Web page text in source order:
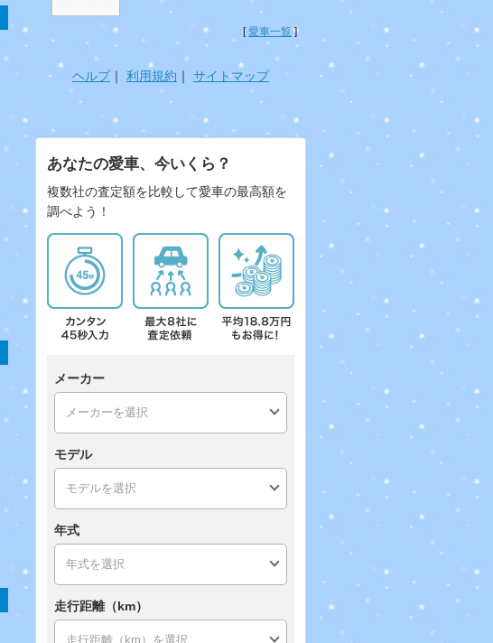
[愛車一覧 ]
ヘルプ｜ 利用規約 ｜ サイトマップ
あなたの愛車、今いくら？
複数社の査定額を比較して愛車の最高額を
調べよう！
メーカー
モデル
年式
走行距離（km）